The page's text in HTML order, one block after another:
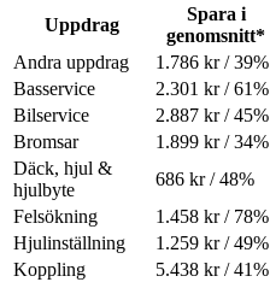
Uppdrag
Spara i
genomsnitt*
Andra uppdrag
1.786 kr / 39%
Basservice 2.301 kr / 61%
Bilservice 2.887 kr / 45%
Bromsar 1.899 kr / 34%
Däck, hjul &
hjulbyte
686 kr / 48%
Felsökning 1.458 kr / 78%
Hjulinställning 1.259 kr / 49%
Koppling 5.438 kr / 41%